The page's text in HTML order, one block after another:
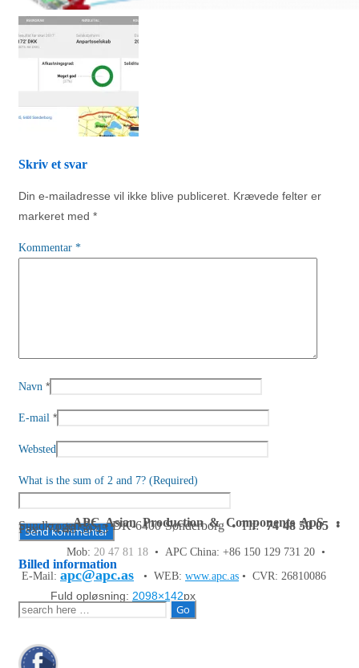
Skriv et svar
Din e-mailadresse vil ikke blive publiceret. Krævede felter er
markeret med *
Kommentar *
Navn *
E-mail *
Websted
What is the sum of 2 and 7? (Required)
Billed information
Fuld opløsning: 2098×142px
APC Asian Production & Components ApS•
Sundkrogen 35 • DK-6400 Sønderborg • Tlf:74 48 50 05•
Fax: 74 48 50 45
Mob: 20 47 81 18 • APC China: +86 150 129 731 20 •
E-Mail: apc@apc.as • WEB: www.apc.as • CVR: 26810086
Søg